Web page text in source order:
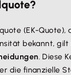
(EK-Quote),
bekannt, gilt
. Diese
die finanzielle